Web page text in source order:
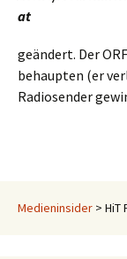
geändert. Der
behaupten (er
Radiosender
Medieninsider > HiT